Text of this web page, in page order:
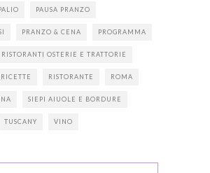
PAUSA PRANZO
PRANZO & CENA PROGRAMMA
OSTERIE E TRATTORIE
RICETTE RISTORANTE ROMA
SIEPI AIUOLE E BORDURE
TUSCANY VINO